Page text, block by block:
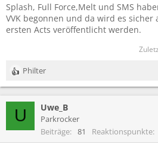
Splash, Full Force,Melt und SMS
VVK begonnen und da wird es
ersten Acts veröffentlicht werden.
R
e
i
Philter
U Uwe_B
Parkrocker
Beiträge
81 Reaktionspunkte